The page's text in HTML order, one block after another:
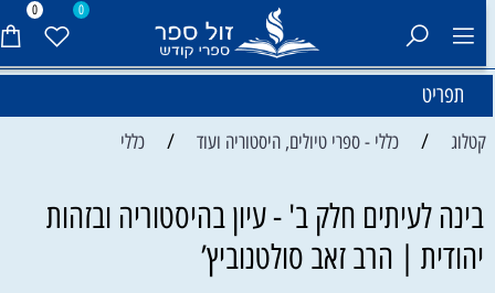
0 0
תפריט
קטלוג / כללי - ספרי טיולים, היסטוריה ועוד / כללי
בינה לעיתים חלק ב' - עיון בהיסטוריה ובזהות
יהודית | הרב זאב סולטנוביץ’